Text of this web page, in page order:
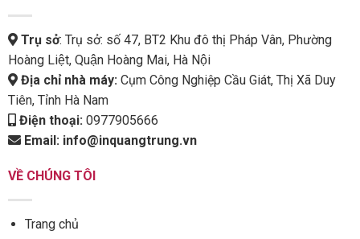
Trụ sở: Trụ sở: số 47, BT2 Khu đô thị Pháp Vân, Phường
Hoàng Liệt, Quận Hoàng Mai, Hà Nội
Địa chỉ nhà máy: Cụm Công Nghiệp Cầu Giát, Thị Xã Duy
Tiên, Tỉnh Hà Nam
Điện thoại: 0977905666
Email: info@inquangtrung.vn
VỀ CHÚNG TÔI
Trang chủ